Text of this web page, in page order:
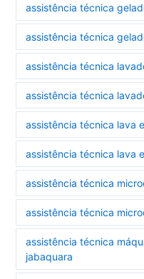
assistência técnica
assistência técnica
assistência técnica
assistência técnica
assistência técnica lava
assistência técnica lava
assistência técnica
assistência técnica
assistência técnica
jabaquara